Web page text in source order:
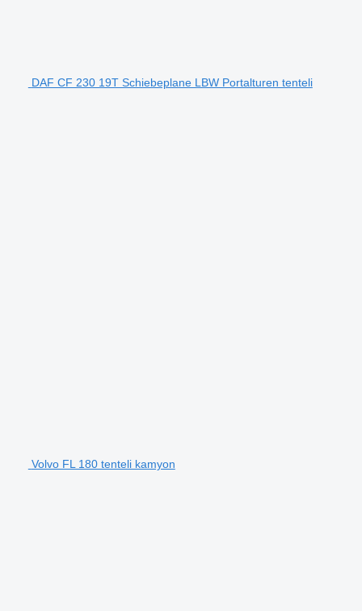
DAF CF 230 19T Schiebeplane LBW Portalturen tenteli
Volvo FL 180 tenteli kamyon